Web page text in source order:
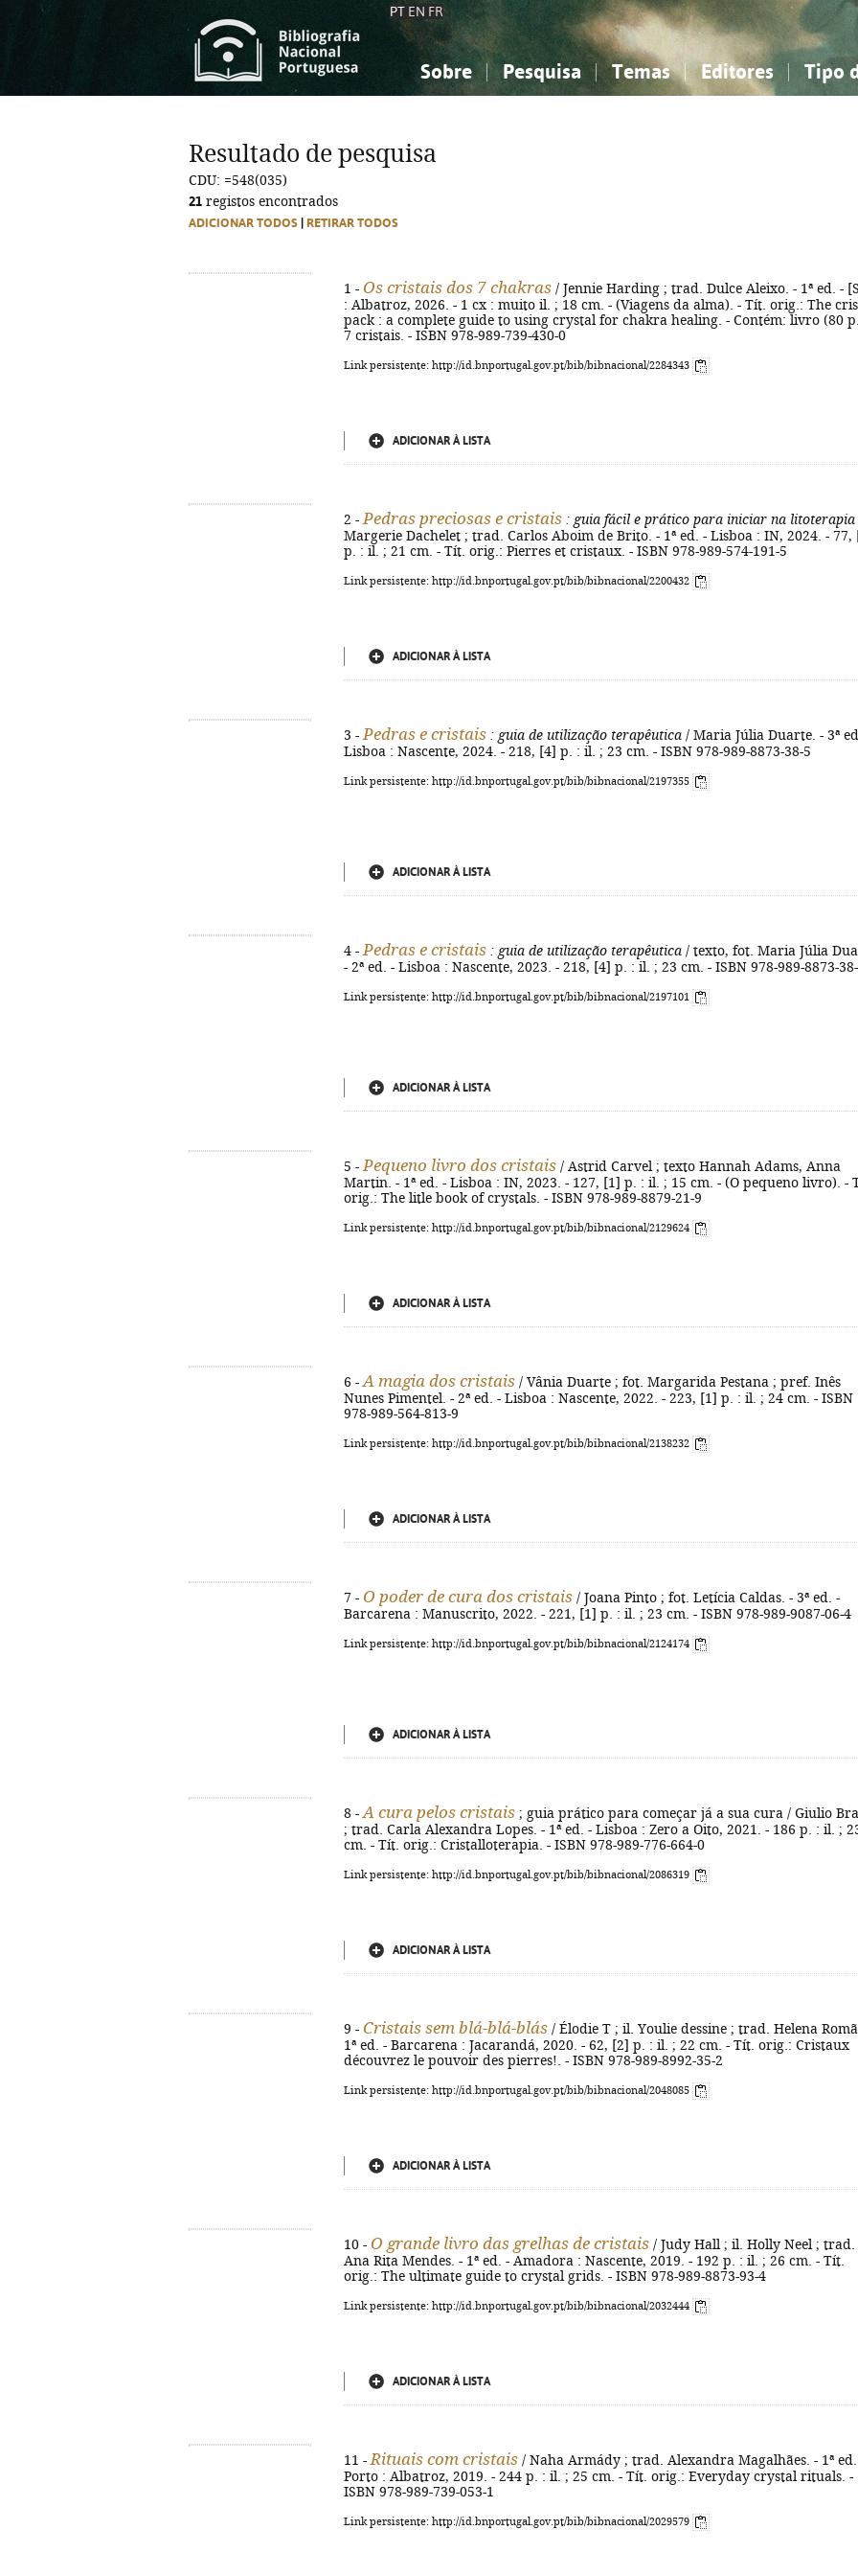
PT EN FR
Sobre Pesquisa Temas
Ciências sociais...
Editores Tipo
Ciências sociais...
Resultado de pesquisa
CDU: =548(035)
21 registos encontrados
ADICIONAR TODOS RETIRAR TODOS
1 - Os cristais dos 7 chakras / Jennie Harding ; trad. Dulce Aleixo. - 1ª ed. -
: Albatroz, 2026. - 1 cx : muito il. ; 18 cm. - (Viagens da alma). - Tít. orig.: The
pack : a complete guide to using crystal for chakra healing. - Contém: livro (80
7 cristais. - ISBN 978-989-739-430-0
Link persistente: http://id.bnportugal.gov.pt/bib/bibnacional/2284343
ADICIONAR À LISTA
2 - Pedras preciosas e cristais : guia fácil e prático para iniciar na litoterapia
Margerie Dachelet ; trad. Carlos Aboim de Brito. - 1ª ed. - Lisboa : IN, 2024. - 77,
p. : il. ; 21 cm. - Tít. orig.: Pierres et cristaux. - ISBN 978-989-574-191-5
Link persistente: http://id.bnportugal.gov.pt/bib/bibnacional/2200432
ADICIONAR À LISTA
3 - Pedras e cristais : guia de utilização terapêutica / Maria Júlia Duarte. - 3ª
Lisboa : Nascente, 2024. - 218, [4] p. : il. ; 23 cm. - ISBN 978-989-8873-38-5
Link persistente: http://id.bnportugal.gov.pt/bib/bibnacional/2197355
ADICIONAR À LISTA
4 - Pedras e cristais : guia de utilização terapêutica / texto, fot. Maria Júlia
- 2ª ed. - Lisboa : Nascente, 2023. - 218, [4] p. : il. ; 23 cm. - ISBN 978-989-8873-
Link persistente: http://id.bnportugal.gov.pt/bib/bibnacional/2197101
ADICIONAR À LISTA
5 - Pequeno livro dos cristais / Astrid Carvel ; texto Hannah Adams, Anna
Martin. - 1ª ed. - Lisboa : IN, 2023. - 127, [1] p. : il. ; 15 cm. - (O pequeno livro). -
orig.: The litle book of crystals. - ISBN 978-989-8879-21-9
Link persistente: http://id.bnportugal.gov.pt/bib/bibnacional/2129624
ADICIONAR À LISTA
6 - A magia dos cristais / Vânia Duarte ; fot. Margarida Pestana ; pref. Inês
Nunes Pimentel. - 2ª ed. - Lisboa : Nascente, 2022. - 223, [1] p. : il. ; 24 cm. - ISBN
978-989-564-813-9
Link persistente: http://id.bnportugal.gov.pt/bib/bibnacional/2138232
ADICIONAR À LISTA
7 - O poder de cura dos cristais / Joana Pinto ; fot. Letícia Caldas. - 3ª ed. -
Barcarena : Manuscrito, 2022. - 221, [1] p. : il. ; 23 cm. - ISBN 978-989-9087-06-4
Link persistente: http://id.bnportugal.gov.pt/bib/bibnacional/2124174
ADICIONAR À LISTA
8 - A cura pelos cristais ; guia prático para começar já a sua cura / Giulio
; trad. Carla Alexandra Lopes. - 1ª ed. - Lisboa : Zero a Oito, 2021. - 186 p. : il. ;
cm. - Tít. orig.: Cristalloterapia. - ISBN 978-989-776-664-0
Link persistente: http://id.bnportugal.gov.pt/bib/bibnacional/2086319
ADICIONAR À LISTA
9 - Cristais sem blá-blá-blás / Élodie T ; il. Youlie dessine ; trad. Helena
1ª ed. - Barcarena : Jacarandá, 2020. - 62, [2] p. : il. ; 22 cm. - Tít. orig.: Cristaux
découvrez le pouvoir des pierres!. - ISBN 978-989-8992-35-2
Link persistente: http://id.bnportugal.gov.pt/bib/bibnacional/2048085
ADICIONAR À LISTA
10 - O grande livro das grelhas de cristais / Judy Hall ; il. Holly Neel ; trad.
Ana Rita Mendes. - 1ª ed. - Amadora : Nascente, 2019. - 192 p. : il. ; 26 cm. - Tít.
orig.: The ultimate guide to crystal grids. - ISBN 978-989-8873-93-4
Link persistente: http://id.bnportugal.gov.pt/bib/bibnacional/2032444
ADICIONAR À LISTA
11 - Rituais com cristais / Naha Armády ; trad. Alexandra Magalhães. - 1ª
Porto : Albatroz, 2019. - 244 p. : il. ; 25 cm. - Tít. orig.: Everyday crystal rituals. -
ISBN 978-989-739-053-1
Link persistente: http://id.bnportugal.gov.pt/bib/bibnacional/2029579